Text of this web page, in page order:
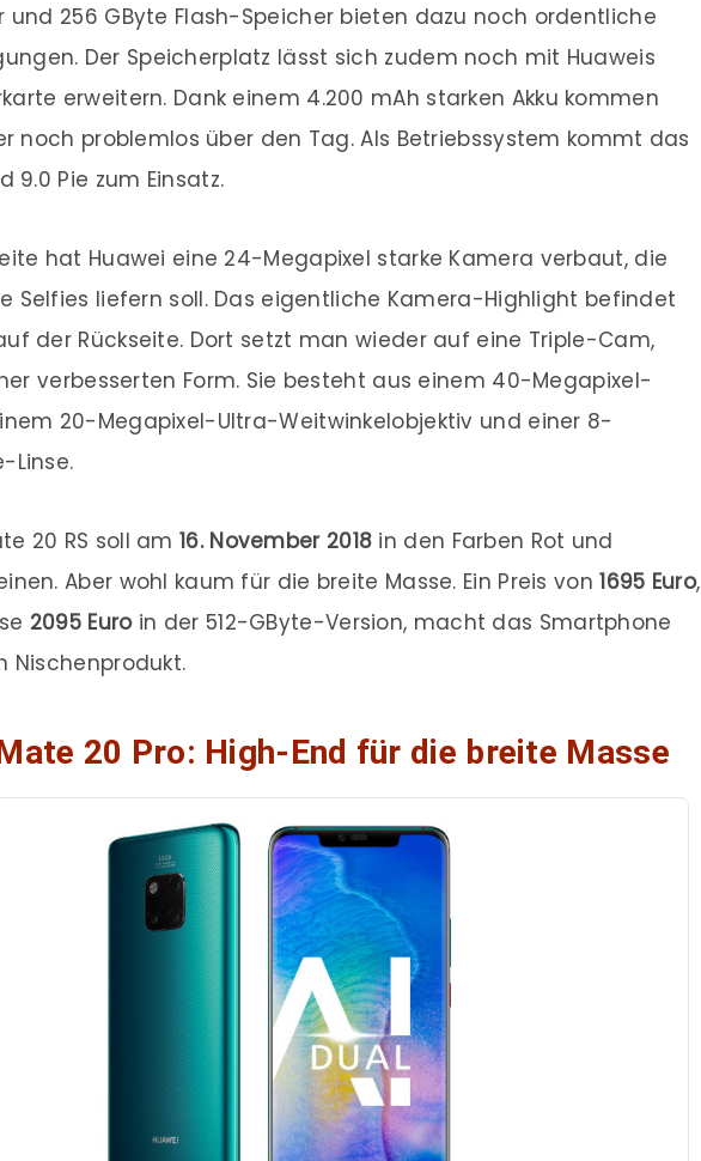
und 256 GByte Flash-Speicher bieten dazu noch ordentliche
Der Speicherplatz lässt sich zudem noch mit Huaweis
erweitern. Dank einem 4.200 mAh starken Akku kommen
noch problemlos über den Tag. Als Betriebssystem kommt das
9.0 Pie zum Einsatz.
hat Huawei eine 24-Megapixel starke Kamera verbaut, die
Selfies liefern soll. Das eigentliche Kamera-Highlight befindet
der Rückseite. Dort setzt man wieder auf eine Triple-Cam,
verbesserten Form. Sie besteht aus einem 40-Megapixel-
20-Megapixel-Ultra-Weitwinkelobjektiv und einer 8-
Linse.
20 RS soll am 16. November 2018 in den Farben Rot und
Aber wohl kaum für die breite Masse. Ein Preis von1695 Euro,
2095 Euroin der 512-GByte-Version, macht das Smartphone
Nischenprodukt.
20 Pro: High-End für die breite Masse